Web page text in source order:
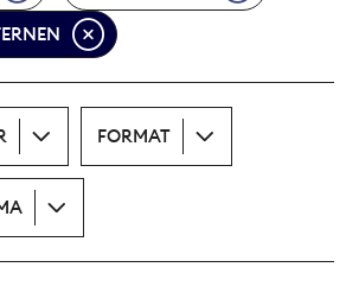
Pressefreiheit
Print
Recht
Tarifpolitik
Wolff-Preis
FORMAT